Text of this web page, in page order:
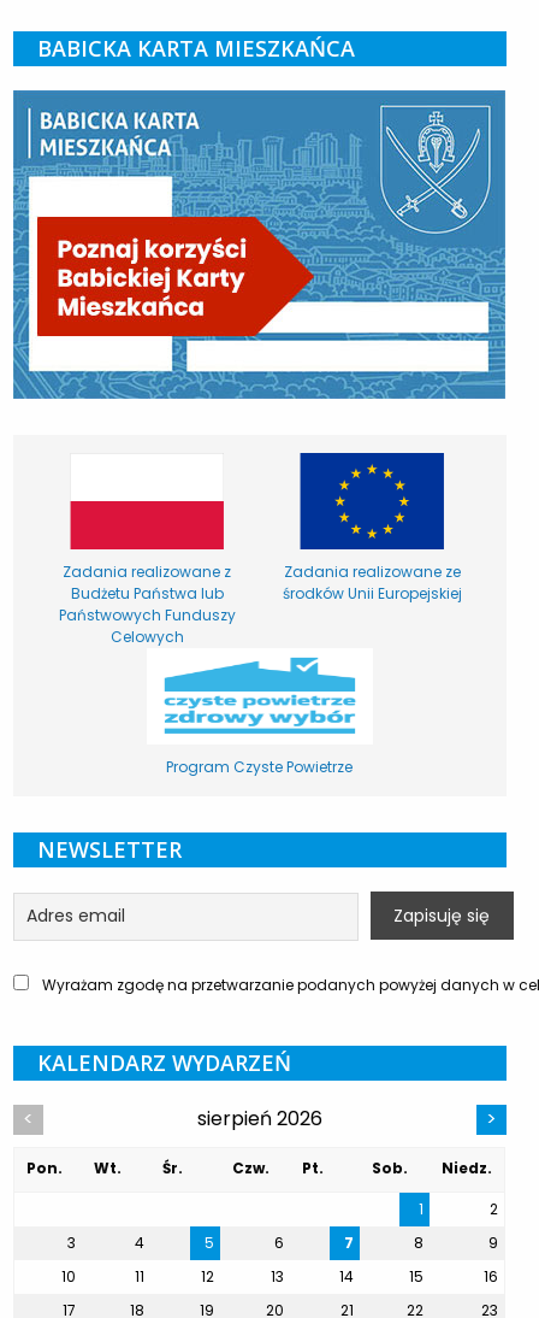
BABICKA KARTA MIESZKAŃCA
Zadania realizowane z
Budżetu Państwa lub
Państwowych Funduszy
Celowych
Zadania realizowane ze
środków Unii Europejskiej
Program Czyste Powietrze
NEWSLETTER
Wyrażam zgodę na przetwarzanie podanych powyżej danych w
KALENDARZ WYDARZEŃ
< sierpień 2026 >
Pon. Wt. Śr. Czw. Pt. Sob.
Niedz.
1
2
3
4 5 6 7 8
9
10
11 12 13 14 15
16
17
18 19 20 21 22 23